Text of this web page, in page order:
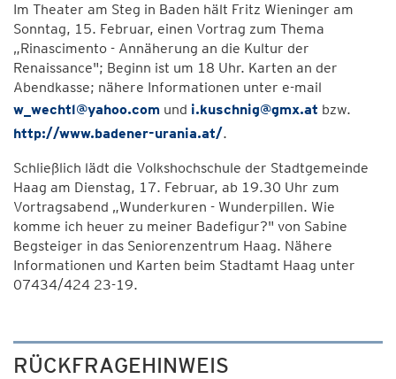
Im Theater am Steg in Baden hält Fritz Wieninger am
Sonntag, 15. Februar, einen Vortrag zum Thema
„Rinascimento - Annäherung an die Kultur der
Renaissance"; Beginn ist um 18 Uhr. Karten an der
Abendkasse; nähere Informationen unter e-mail
w_wechtl@yahoo.com und i.kuschnig@gmx.at bzw.
http://www.badener-urania.at/.
Schließlich lädt die Volkshochschule der Stadtgemeinde
Haag am Dienstag, 17. Februar, ab 19.30 Uhr zum
Vortragsabend „Wunderkuren - Wunderpillen. Wie
komme ich heuer zu meiner Badefigur?" von Sabine
Begsteiger in das Seniorenzentrum Haag. Nähere
Informationen und Karten beim Stadtamt Haag unter
07434/424 23-19.
RÜCKFRAGEHINWEIS